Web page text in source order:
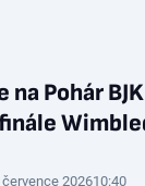
Pohár
července 202610:40